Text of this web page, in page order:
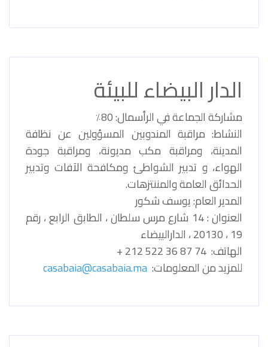
الدار البيضاء للبيئة
مشاركة الجماعة في الرأسمال: 80٪
النشاط: مراقبة المندوبين المسؤولين عن نظافة
المدينة، ومراقبة مكب مديونة، ومراقبة جودة
الهواء، و تدبير الشواطئ ومكافحة الآفات وتدبير
الحدائق العامة والمننتزهات.
المدير العام: يوسف شكور
العنوان : 14 شارع مرس سلطان ، الطابق الرابع ، رقم
19 ، 20130 ، الدارالبيضاء
الهاتف: 74 87 36 522 212 +
للمزيد من المعلومات: casabaia@casabaia.ma